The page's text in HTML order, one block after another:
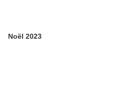
Noël 2023